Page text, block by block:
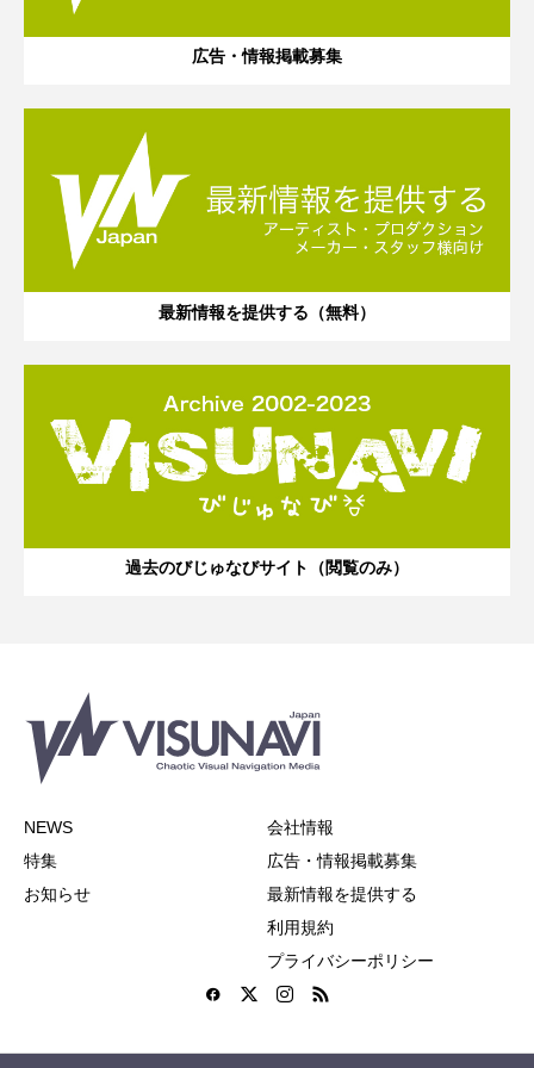
広告・情報掲載募集
最新情報を提供する（無料）
過去のびじゅなびサイト（閲覧のみ）
NEWS
特集
お知らせ
会社情報
広告・情報掲載募集
最新情報を提供する
利用規約
プライバシーポリシー